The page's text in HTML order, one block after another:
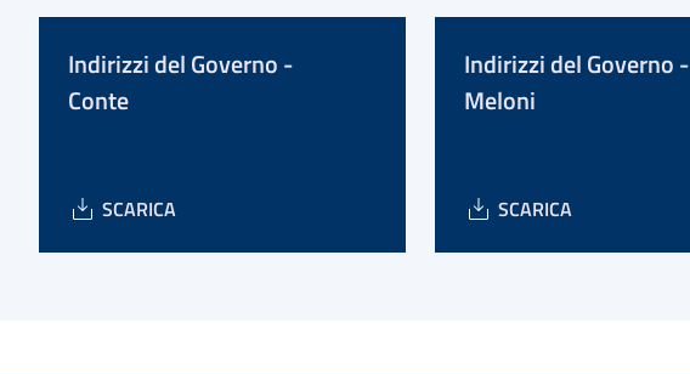
Indirizzi del Governo -
Conte
SCARICA
Indirizzi del Governo -
Meloni
SCARICA